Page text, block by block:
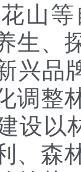
山
生、
兴品
调整
设以
、森